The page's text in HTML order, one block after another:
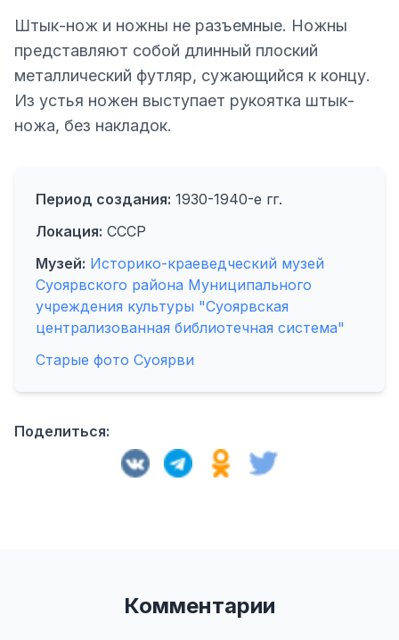
Штык-нож и ножны не разъемные. Ножны
представляют собой длинный плоский
металлический футляр, сужающийся к концу.
Из устья ножен выступает рукоятка штык-
ножа, без накладок.
Период создания: 1930-1940-е гг.
Локация: СССР
Музей: Историко-краеведческий музей
Суоярвского района Муниципального
учреждения культуры "Суоярвская
централизованная библиотечная система"
Старые фото Суоярви
Поделиться:
Комментарии